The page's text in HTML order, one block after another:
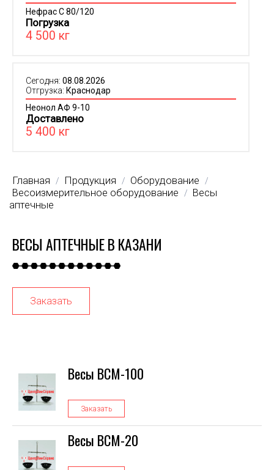
Нефрас С 80/120
Погрузка
4 500 кг
Сегодня: 08.08.2026
Отгрузка: Краснодар
Неонол АФ 9-10
Доставлено
5 400 кг
Главная / Продукция / Оборудование /
Весоизмерительное оборудование /
Весы
аптечные
ВЕСЫ АПТЕЧНЫЕ В КАЗАНИ
Заказать
Весы ВСМ-100
Заказать
Весы ВСМ-20